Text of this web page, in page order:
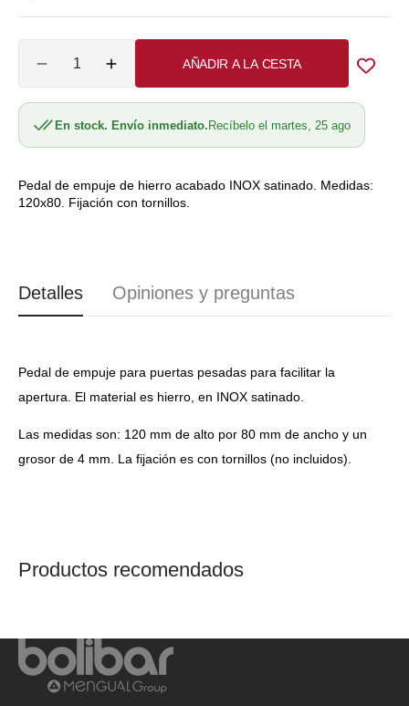
Reducir
cantidad
Pedal
de
INOX
Aumentar
cantidad
Pedal
de
INOX
AÑADIR A LA CESTA
En stock. Envío inmediato.Recíbelo el martes, 25 ago
Pedal de empuje de hierro acabado INOX satinado. Medidas:
120x80. Fijación con tornillos.
Detalles Opiniones y preguntas
Pedal de empuje para puertas pesadas para facilitar la
apertura. El material es hierro, en INOX satinado.
Las medidas son: 120 mm de alto por 80 mm de ancho y un
grosor de 4 mm. La fijación es con tornillos (no incluidos).
Productos recomendados